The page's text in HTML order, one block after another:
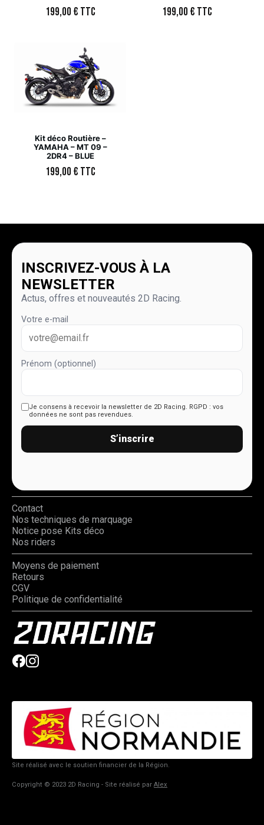
199,00€ TTC 199,00€ TTC
Kit déco Routière –
YAMAHA – MT 09 –
2DR4 – BLUE
199,00€ TTC
INSCRIVEZ-VOUS À LA
NEWSLETTER
Actus, offres et nouveautés 2D Racing.
Votre e-mail
Prénom (optionnel)
Je consens à recevoir la newsletter de 2D Racing. RGPD : vos
données ne sont pas revendues.
S’inscrire
Contact
Nos techniques de marquage
Notice pose Kits déco
Nos riders
Moyens de paiement
Retours
CGV
Politique de confidentialité
Site réalisé avec le soutien financier de la Région.
Copyright © 2023 2D Racing - Site réalisé par Alex